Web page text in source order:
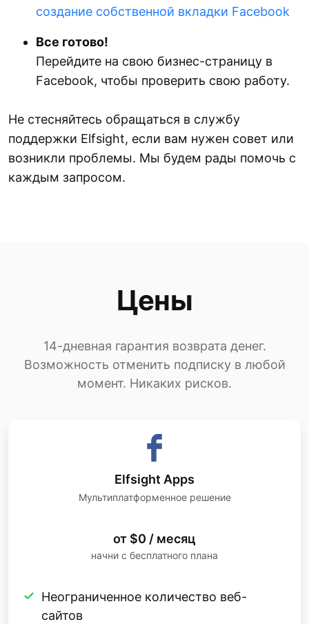
создание собственной вкладки Facebook
Все готово!
Перейдите на свою бизнес-страницу в
Facebook, чтобы проверить свою работу.
Не стесняйтесь обращаться в службу
поддержки Elfsight, если вам нужен совет или
возникли проблемы. Мы будем рады помочь с
каждым запросом.
Цены
14-дневная гарантия возврата денег.
Возможность отменить подписку в любой
момент. Никаких рисков.
Elfsight Apps
Мультиплатформенное решение
от $0 / месяц
начни с бесплатного плана
Неограниченное количество веб-
сайтов